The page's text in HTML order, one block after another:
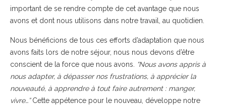
important de se rendre compte de cet avantage que nous
avons et dont nous utilisons dans notre travail, au quotidien.
Nous bénéficions de tous ces efforts d’adaptation que nous
avons faits lors de notre séjour, nous nous devons d’être
conscient de la force que nous avons.
“Nous avons appris à
nous adapter, à dépasser nos frustrations, à apprécier la
nouveauté, à apprendre à tout faire autrement : manger,
vivre…”Cette appétence pour le nouveau, développe notre